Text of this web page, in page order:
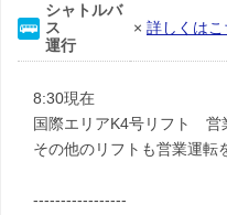
シャトルバ
ス
運行
× 詳しくはこ
8:30現在
国際エリアK4号リフト 営
その他のリフトも営業運転
-----------------